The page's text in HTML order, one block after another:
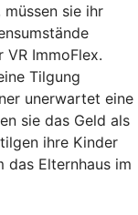
sie ihr
ImmoFlex.
Tilgung
unerwartet eine
sie das Geld als
ihre Kinder
das Elternhaus im